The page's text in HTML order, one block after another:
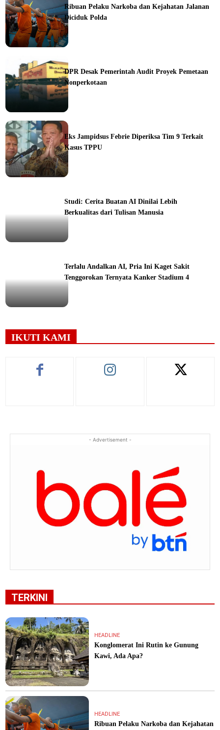
Ribuan Pelaku Narkoba dan Kejahatan Jalanan
Diciduk Polda
DPR Desak Pemerintah Audit Proyek Pemetaan
Nonperkotaan
Eks Jampidsus Febrie Diperiksa Tim 9 Terkait
Kasus TPPU
Studi: Cerita Buatan AI Dinilai Lebih
Berkualitas dari Tulisan Manusia
Terlalu Andalkan AI, Pria Ini Kaget Sakit
Tenggorokan Ternyata Kanker Stadium 4
IKUTI KAMI
- Advertisement -
TERKINI
HEADLINE
Konglomerat Ini Rutin ke Gunung
Kawi, Ada Apa?
HEADLINE
Ribuan Pelaku Narkoba dan Kejahatan